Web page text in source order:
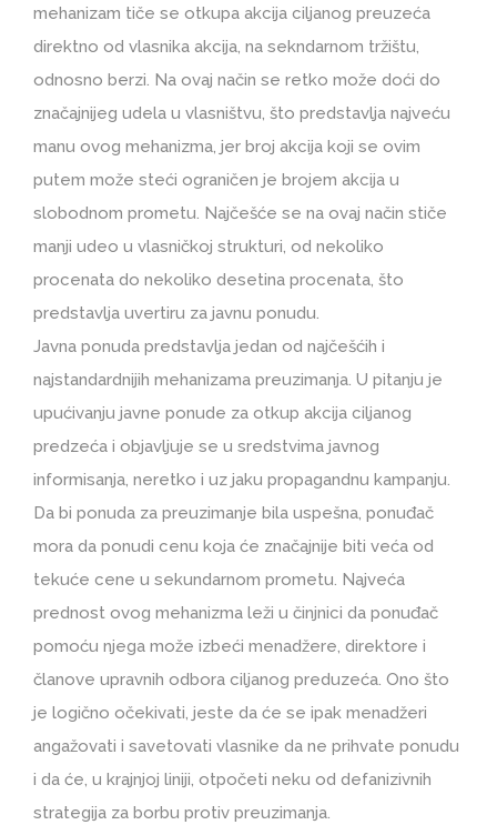
mehanizam tiče se otkupa akcija ciljanog preuzeća
direktno od vlasnika akcija, na sekndarnom tržištu,
odnosno berzi. Na ovaj način se retko može doći do
značajnijeg udela u vlasništvu, što predstavlja najveću
manu ovog mehanizma, jer broj akcija koji se ovim
putem može steći ograničen je brojem akcija u
slobodnom prometu. Najčešće se na ovaj način stiče
manji udeo u vlasničkoj strukturi, od nekoliko
procenata do nekoliko desetina procenata, što
predstavlja uvertiru za javnu ponudu.
Javna ponuda predstavlja jedan od najčešćih i
najstandardnijih mehanizama preuzimanja. U pitanju je
upućivanju javne ponude za otkup akcija ciljanog
predzeća i objavljuje se u sredstvima javnog
informisanja, neretko i uz jaku propagandnu kampanju.
Da bi ponuda za preuzimanje bila uspešna, ponuđač
mora da ponudi cenu koja će značajnije biti veća od
tekuće cene u sekundarnom prometu. Najveća
prednost ovog mehanizma leži u činjnici da ponuđač
pomoću njega može izbeći menadžere, direktore i
članove upravnih odbora ciljanog preduzeća. Ono što
je logično očekivati, jeste da će se ipak menadžeri
angažovati i savetovati vlasnike da ne prihvate ponudu
i da će, u krajnjoj liniji, otpočeti neku od defanizivnih
strategija za borbu protiv preuzimanja.